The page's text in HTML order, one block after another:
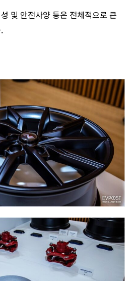
및 안전사양 등은 전체적으로 큰